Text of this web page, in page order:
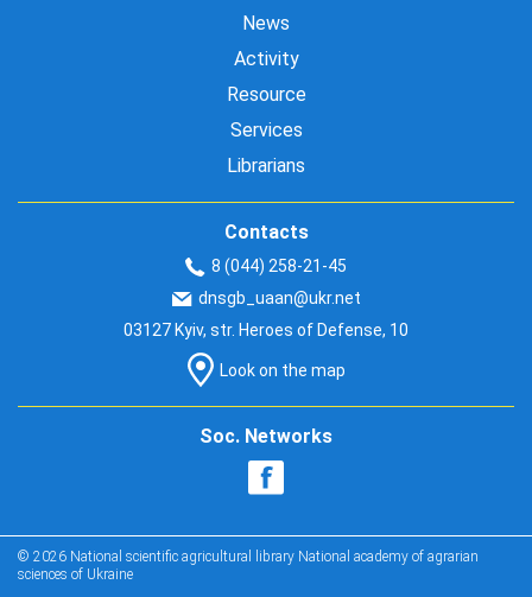
News
Activity
Resource
Services
Librarians
Contacts
8 (044) 258-21-45
dnsgb_uaan@ukr.net
03127 Kyiv, str. Heroes of Defense, 10
Look on the map
Soc. Networks
© 2026 National scientific agricultural library National academy of agrarian
sciences of Ukraine